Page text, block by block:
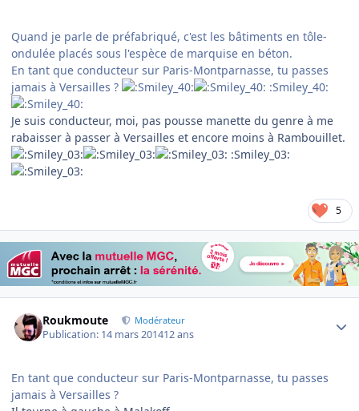
Quand je parle de préfabriqué, c'est les bâtiments en tôle-
ondulée placés sous l'espèce de marquise en béton.
En tant que conducteur sur Paris-Montparnasse, tu passes
jamais à Versailles ?
:Smiley_40:
Je suis conducteur, moi, pas pousse manette du genre à me
rabaisser à passer à Versailles et encore moins à Rambouillet.
:Smiley_03:
5
Roukmoute Modérateur
Publication: 14 mars 201412 ans
En tant que conducteur sur Paris-Montparnasse, tu passes
jamais à Versailles ?